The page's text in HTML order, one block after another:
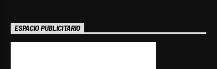
ESPACIO PUBLICITARIO